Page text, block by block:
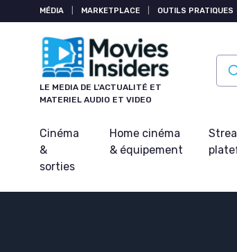
MÉDIA MARKETPLACE OUTILS PRATIQUES
LE MEDIA DE L'ACTUALITÉ ET
MATERIEL AUDIO ET VIDEO
Cinéma
&
sorties
Home cinéma
& équipement
Panneau de gestion des cookies